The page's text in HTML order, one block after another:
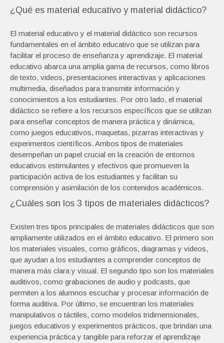
¿Qué es material educativo y material didáctico?
El material educativo y el material didáctico son recursos
fundamentales en el ámbito educativo que se utilizan para
facilitar el proceso de enseñanza y aprendizaje. El material
educativo abarca una amplia gama de recursos, como libros
de texto, videos, presentaciones interactivas y aplicaciones
multimedia, diseñados para transmitir información y
conocimientos a los estudiantes. Por otro lado, el material
didáctico se refiere a los recursos específicos que se utilizan
para enseñar conceptos de manera práctica y dinámica,
como juegos educativos, maquetas, pizarras interactivas y
experimentos científicos. Ambos tipos de materiales
desempeñan un papel crucial en la creación de entornos
educativos estimulantes y efectivos que promueven la
participación activa de los estudiantes y facilitan su
comprensión y asimilación de los contenidos académicos.
¿Cuáles son los 3 tipos de materiales didácticos?
Existen tres tipos principales de materiales didácticos que son
ampliamente utilizados en el ámbito educativo. El primero son
los materiales visuales, como gráficos, diagramas y videos,
que ayudan a los estudiantes a comprender conceptos de
manera más clara y visual. El segundo tipo son los materiales
auditivos, como grabaciones de audio y podcasts, que
permiten a los alumnos escuchar y procesar información de
forma auditiva. Por último, se encuentran los materiales
manipulativos o táctiles, como modelos tridimensionales,
juegos educativos y experimentos prácticos, que brindan una
experiencia práctica y tangible para reforzar el aprendizaje